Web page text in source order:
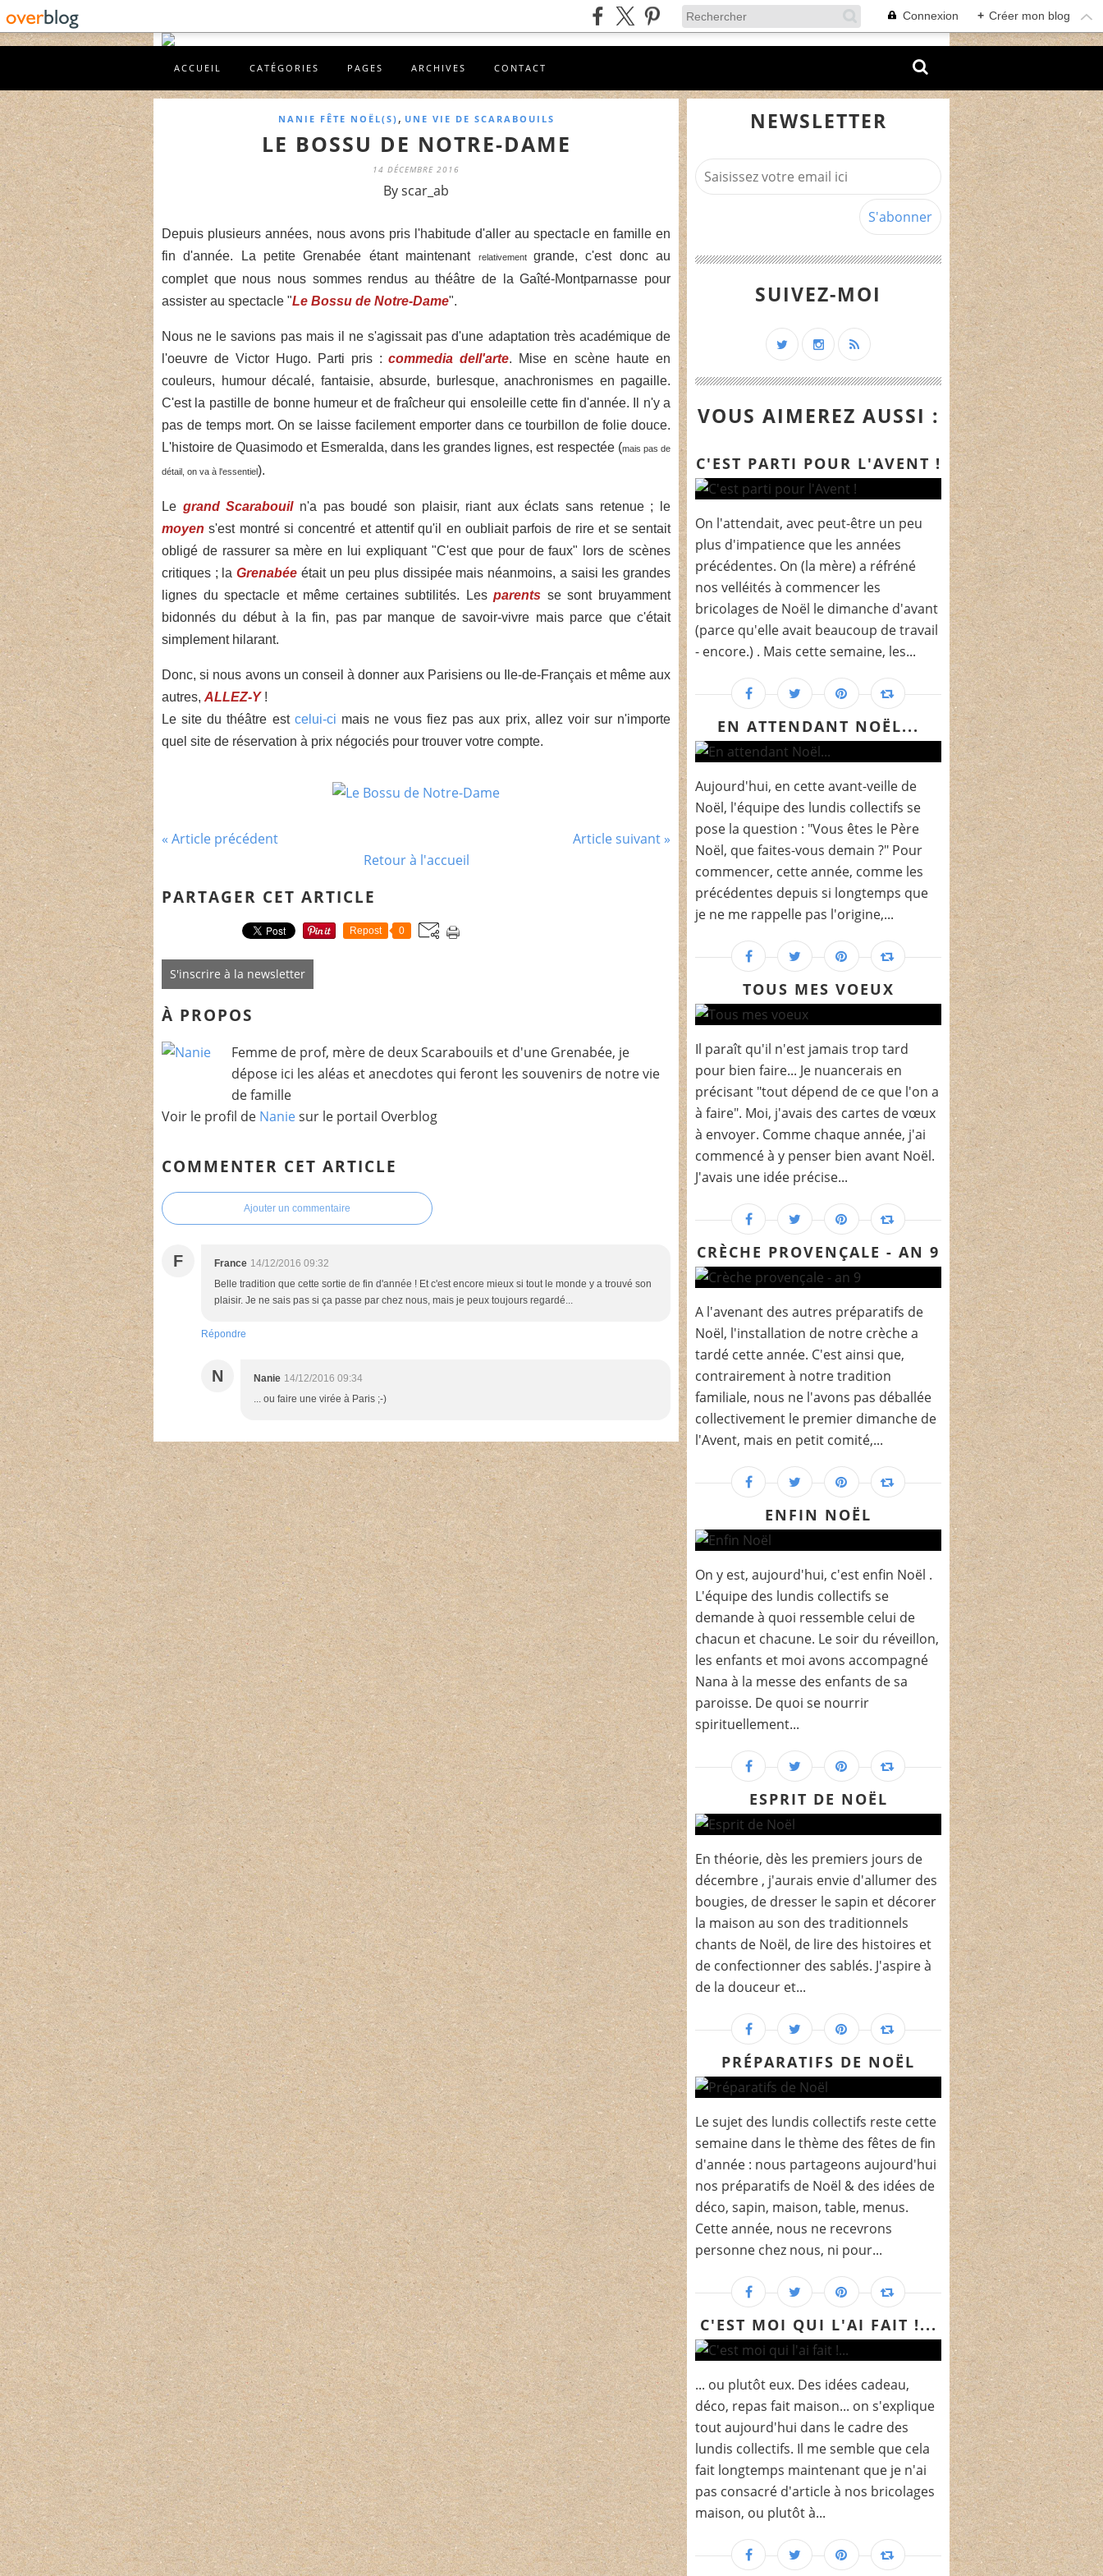
Connexion + Créer mon blog
ACCUEIL CATÉGORIES PAGES ARCHIVES CONTACT
NANIE FÊTE NOËL(S) , UNE VIE DE SCARABOUILS
LE BOSSU DE NOTRE-DAME
14 DÉCEMBRE 2016
By scar_ab
Depuis plusieurs années, nous avons pris l'habitude d'aller au spectacle en famille en
fin d'année. La petite Grenabée étant maintenant
relativement grande, c'est donc au
complet que nous nous sommes rendus au théâtre de la Gaîté-Montparnasse pour
assister au spectacle "Le Bossu de Notre-Dame".
Nous ne le savions pas mais il ne s'agissait pas d'une adaptation très académique de
l'oeuvre de Victor Hugo. Parti pris :commedia dell'arte. Mise en scène haute en
couleurs, humour décalé, fantaisie, absurde, burlesque, anachronismes en pagaille.
C'est la pastille de bonne humeur et de fraîcheur qui ensoleille cette fin d'année. Il n'y a
pas de temps mort. On se laisse facilement emporter dans ce tourbillon de folie douce.
L'histoire de Quasimodo et Esmeralda, dans les grandes lignes, est respectée (mais pas de
détail, on va à l'essentiel).
Le grand Scarabouiln'a pas boudé son plaisir, riant aux éclats sans retenue ; le
moyens'est montré si concentré et attentif qu'il en oubliait parfois de rire et se sentait
obligé de rassurer sa mère en lui expliquant "C'est que pour de faux" lors de scènes
critiques ; laGrenabée était un peu plus dissipée mais néanmoins, a saisi les grandes
lignes du spectacle et même certaines subtilités. Lesparents se sont bruyamment
bidonnés du début à la fin, pas par manque de savoir-vivre mais parce que c'était
simplement hilarant.
Donc, si nous avons un conseil à donner aux Parisiens ou Ile-de-Français et même aux
autres, ALLEZ-Y!
Le site du théâtre est celui-ci mais ne vous fiez pas aux prix, allez voir sur n'importe
quel site de réservation à prix négociés pour trouver votre compte.
« Article précédent
Article suivant »
Retour à l'accueil
PARTAGER CET ARTICLE
Repost 0
S'inscrire à la newsletter
À PROPOS
Femme de prof, mère de deux Scarabouils et d'une Grenabée, je
dépose ici les aléas et anecdotes qui feront les souvenirs de notre vie
de famille
Voir le profil de Naniesur le portail Overblog
COMMENTER CET ARTICLE
Ajouter un commentaire
F France 14/12/2016 09:32
Belle tradition que cette sortie de fin d'année ! Et c'est encore mieux si tout le monde y a trouvé son
plaisir. Je ne sais pas si ça passe par chez nous, mais je peux toujours regardé...
Répondre
N Nanie 14/12/2016 09:34
... ou faire une virée à Paris ;-)
NEWSLETTER
SUIVEZ-MOI
VOUS AIMEREZ AUSSI :
C'EST PARTI POUR L'AVENT !
On l'attendait, avec peut-être un peu
plus d'impatience que les années
précédentes. On (la mère) a réfréné
nos velléités à commencer les
bricolages de Noël le dimanche d'avant
(parce qu'elle avait beaucoup de travail
- encore.) . Mais cette semaine, les...
EN ATTENDANT NOËL...
Aujourd'hui, en cette avant-veille de
Noël, l'équipe des lundis collectifs se
pose la question : "Vous êtes le Père
Noël, que faites-vous demain ?" Pour
commencer, cette année, comme les
précédentes depuis si longtemps que
je ne me rappelle pas l'origine,...
TOUS MES VOEUX
Il paraît qu'il n'est jamais trop tard
pour bien faire... Je nuancerais en
précisant "tout dépend de ce que l'on a
à faire". Moi, j'avais des cartes de vœux
à envoyer. Comme chaque année, j'ai
commencé à y penser bien avant Noël.
J'avais une idée précise...
CRÈCHE PROVENÇALE - AN 9
A l'avenant des autres préparatifs de
Noël, l'installation de notre crèche a
tardé cette année. C'est ainsi que,
contrairement à notre tradition
familiale, nous ne l'avons pas déballée
collectivement le premier dimanche de
l'Avent, mais en petit comité,...
ENFIN NOËL
On y est, aujourd'hui, c'est enfin Noël .
L'équipe des lundis collectifs se
demande à quoi ressemble celui de
chacun et chacune. Le soir du réveillon,
les enfants et moi avons accompagné
Nana à la messe des enfants de sa
paroisse. De quoi se nourrir
spirituellement...
ESPRIT DE NOËL
En théorie, dès les premiers jours de
décembre , j'aurais envie d'allumer des
bougies, de dresser le sapin et décorer
la maison au son des traditionnels
chants de Noël, de lire des histoires et
de confectionner des sablés. J'aspire à
de la douceur et...
PRÉPARATIFS DE NOËL
Le sujet des lundis collectifs reste cette
semaine dans le thème des fêtes de fin
d'année : nous partageons aujourd'hui
nos préparatifs de Noël & des idées de
déco, sapin, maison, table, menus.
Cette année, nous ne recevrons
personne chez nous, ni pour...
C'EST MOI QUI L'AI FAIT !...
... ou plutôt eux. Des idées cadeau,
déco, repas fait maison... on s'explique
tout aujourd'hui dans le cadre des
lundis collectifs. Il me semble que cela
fait longtemps maintenant que je n'ai
pas consacré d'article à nos bricolages
maison, ou plutôt à...